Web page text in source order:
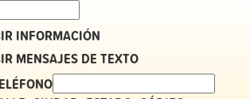
INFORMACIÓN
MENSAJES DE TEXTO